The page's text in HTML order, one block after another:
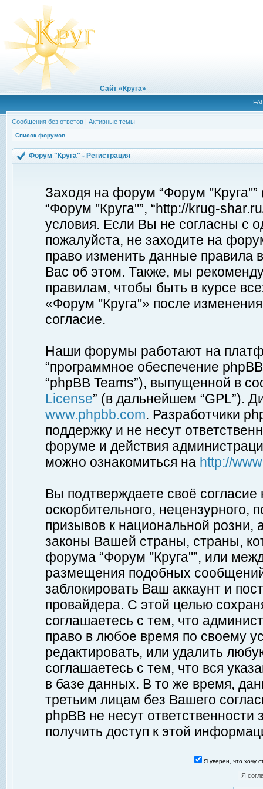
Сайт «Круга»
Сообщения без ответов | Активные темы
Список форумов
Форум "Круга" - Регистрация
Заходя на форум “Форум
“Форум "Круга"”, “http://krug-
условия. Если Вы не согласны с
пожалуйста, не заходите на
право изменить данные правила
Вас об этом. Также, мы
правилам, чтобы быть в курсе
«Форум "Круга"» после
согласие.
Наши форумы работают на
“программное обеспечение
“phpBB Teams”), выпущенной в
License” (в дальнейшем “GPL”).
www.phpbb.com. Разработчики
поддержку и не несут
форуме и действия
можно ознакомиться на http://
Вы подтверждаете своё
оскорбительного, нецензурного,
призывов к национальной
законы Вашей страны, страны,
форума “Форум "Круга"”, или
размещения подобных
заблокировать Ваш аккаунт и
провайдера. С этой целью
соглашаетесь с тем, что
право в любое время по своему
редактировать, или удалить
соглашаетесь с тем, что вся
в базе данных. В то же время,
третьим лицам без Вашего
phpBB не несут ответственности
получить доступ к этой
Я уверен, что хочу